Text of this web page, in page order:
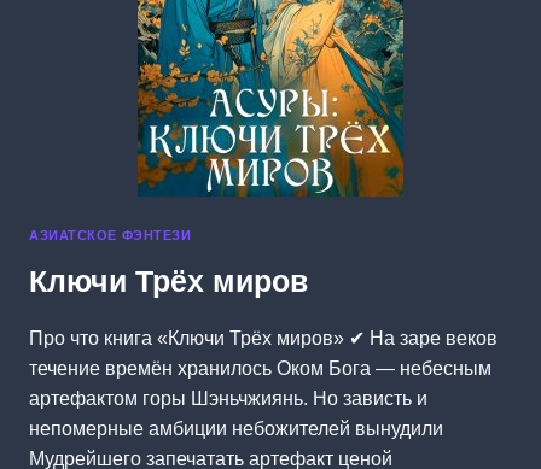
АЗИАТСКОЕ ФЭНТЕЗИ
Ключи Трёх миров
Про что книга «Ключи Трёх миров» ✔ На заре веков
течение времён хранилось Оком Бога — небесным
артефактом горы Шэньчжиянь. Но зависть и
непомерные амбиции небожителей вынудили
Мудрейшего запечатать артефакт ценой